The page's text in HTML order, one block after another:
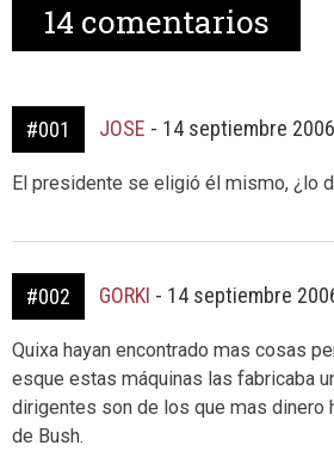
14 comentarios
#001 JOSE - 14 septiembre
El presidente se eligió él mismo, ¿lo
#002 GORKI - 14 septiembre
Quixa hayan encontrado mas cosas
esque estas máquinas las fabricaba
dirigentes son de los que mas dinero
de Bush.